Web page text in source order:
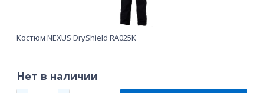
Костюм NEXUS DryShield RA025K
Нет в наличии